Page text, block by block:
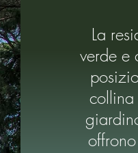
La
verde e